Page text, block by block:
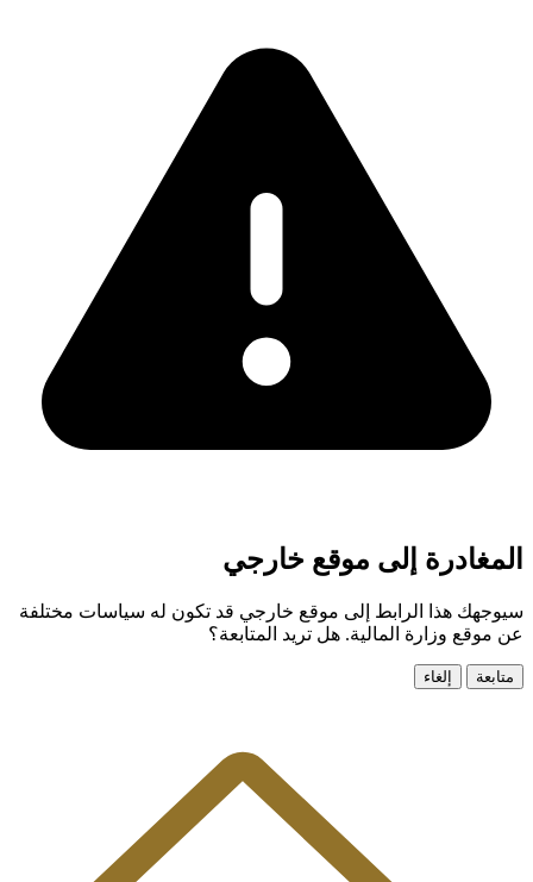
المغادرة إلى موقع خارجي
سيوجهك هذا الرابط إلى موقع خارجي قد تكون له سياسات مختلفة
عن موقع وزارة المالية. هل تريد المتابعة؟
متابعة إلغاء